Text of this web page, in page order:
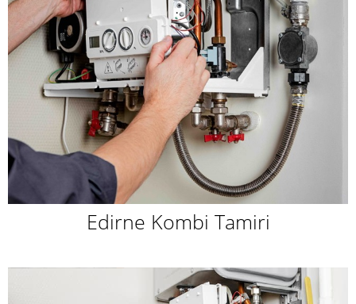
Edirne Kombi Tamiri